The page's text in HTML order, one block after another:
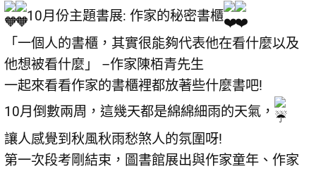
10月份主題書展: 作家的秘密書櫃
「一個人的書櫃，其實很能夠代表他在看什麼以及
他想被看什麼」 –作家陳栢青先生
一起來看看作家的書櫃裡都放著些什麼書吧!
10月倒數兩周，這幾天都是綿綿細雨的天氣，
讓人感覺到秋風秋雨愁煞人的氛圍呀!
第一次段考剛結束，圖書館展出與作家童年、作家